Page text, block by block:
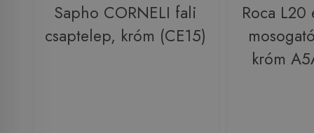
Sapho CORNELI fali
csaptelep, króm (CE15)
Roca L20
króm